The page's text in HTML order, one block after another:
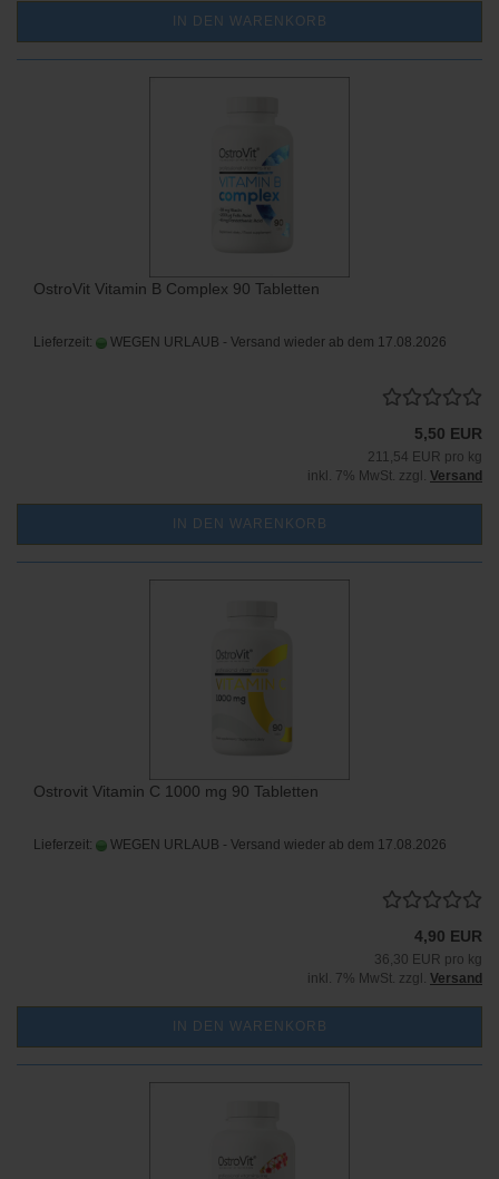
IN DEN WARENKORB
OstroVit Vitamin B Complex 90 Tabletten
Lieferzeit: WEGEN URLAUB - Versand wieder ab dem 17.08.2026
5,50 EUR
211,54 EUR pro kg
inkl. 7% MwSt. zzgl. Versand
IN DEN WARENKORB
Ostrovit Vitamin C 1000 mg 90 Tabletten
Lieferzeit: WEGEN URLAUB - Versand wieder ab dem 17.08.2026
4,90 EUR
36,30 EUR pro kg
inkl. 7% MwSt. zzgl. Versand
IN DEN WARENKORB